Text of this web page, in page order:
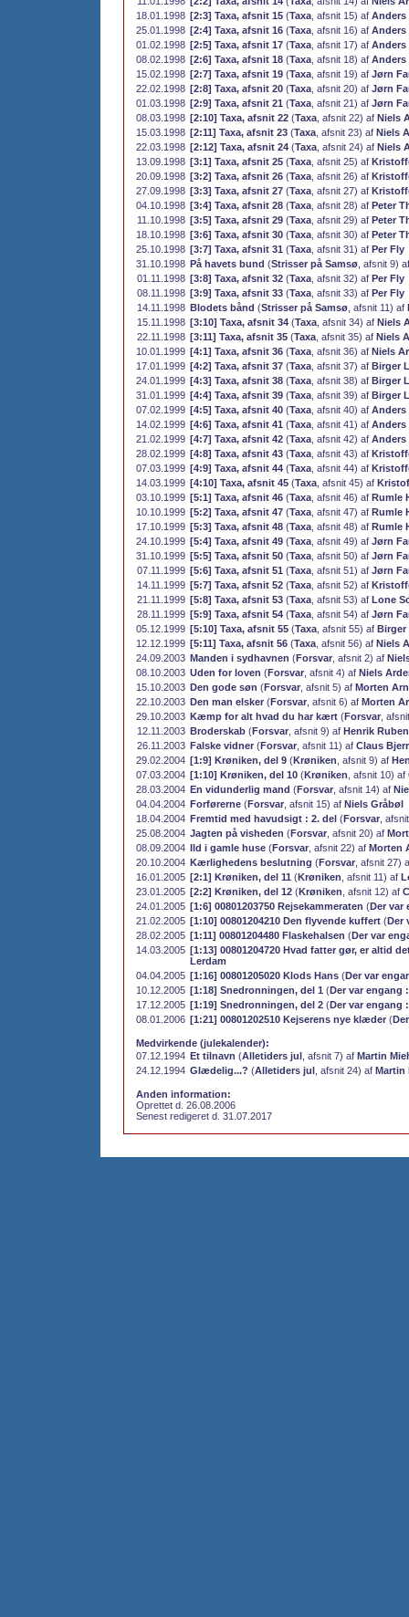
18.01.1998 [2:3] Taxa, afsnit 15 (Taxa , afsnit 15) af Anders
25.01.1998 [2:4] Taxa, afsnit 16 (Taxa , afsnit 16) af Anders
01.02.1998 [2:5] Taxa, afsnit 17 (Taxa , afsnit 17) af Anders
08.02.1998 [2:6] Taxa, afsnit 18 (Taxa , afsnit 18) af Anders
15.02.1998 [2:7] Taxa, afsnit 19 (Taxa , afsnit 19) af Jørn
22.02.1998 [2:8] Taxa, afsnit 20 (Taxa , afsnit 20) af Jørn
01.03.1998 [2:9] Taxa, afsnit 21 (Taxa , afsnit 21) af Jørn
08.03.1998 [2:10] Taxa, afsnit 22 (Taxa , afsnit 22) af Niels
15.03.1998 [2:11] Taxa, afsnit 23 (Taxa , afsnit 23) af Niels
22.03.1998 [2:12] Taxa, afsnit 24 (Taxa , afsnit 24) af Niels
13.09.1998 [3:1] Taxa, afsnit 25 (Taxa , afsnit 25) af
20.09.1998 [3:2] Taxa, afsnit 26 (Taxa , afsnit 26) af
27.09.1998 [3:3] Taxa, afsnit 27 (Taxa , afsnit 27) af
04.10.1998 [3:4] Taxa, afsnit 28 (Taxa , afsnit 28) af Peter
11.10.1998 [3:5] Taxa, afsnit 29 (Taxa , afsnit 29) af Peter
18.10.1998 [3:6] Taxa, afsnit 30 (Taxa , afsnit 30) af Peter
25.10.1998 [3:7] Taxa, afsnit 31 (Taxa , afsnit 31) af Per Fly
31.10.1998 På havets bund (Strisser på Samsø , afsnit 9)
01.11.1998 [3:8] Taxa, afsnit 32 (Taxa , afsnit 32) af Per Fly
08.11.1998 [3:9] Taxa, afsnit 33 (Taxa , afsnit 33) af Per Fly
14.11.1998 Blodets bånd (Strisser på Samsø , afsnit 11) af
15.11.1998 [3:10] Taxa, afsnit 34 (Taxa , afsnit 34) af Niels
22.11.1998 [3:11] Taxa, afsnit 35 (Taxa , afsnit 35) af Niels
10.01.1999 [4:1] Taxa, afsnit 36 (Taxa , afsnit 36) af Niels
17.01.1999 [4:2] Taxa, afsnit 37 (Taxa , afsnit 37) af Birger
24.01.1999 [4:3] Taxa, afsnit 38 (Taxa , afsnit 38) af Birger
31.01.1999 [4:4] Taxa, afsnit 39 (Taxa , afsnit 39) af Birger
07.02.1999 [4:5] Taxa, afsnit 40 (Taxa , afsnit 40) af Anders
14.02.1999 [4:6] Taxa, afsnit 41 (Taxa , afsnit 41) af Anders
21.02.1999 [4:7] Taxa, afsnit 42 (Taxa , afsnit 42) af Anders
28.02.1999 [4:8] Taxa, afsnit 43 (Taxa , afsnit 43) af
07.03.1999 [4:9] Taxa, afsnit 44 (Taxa , afsnit 44) af
14.03.1999 [4:10] Taxa, afsnit 45 (Taxa , afsnit 45) af
03.10.1999 [5:1] Taxa, afsnit 46 (Taxa , afsnit 46) af Rumle
10.10.1999 [5:2] Taxa, afsnit 47 (Taxa , afsnit 47) af Rumle
17.10.1999 [5:3] Taxa, afsnit 48 (Taxa , afsnit 48) af Rumle
24.10.1999 [5:4] Taxa, afsnit 49 (Taxa , afsnit 49) af Jørn
31.10.1999 [5:5] Taxa, afsnit 50 (Taxa , afsnit 50) af Jørn
07.11.1999 [5:6] Taxa, afsnit 51 (Taxa , afsnit 51) af Jørn
14.11.1999 [5:7] Taxa, afsnit 52 (Taxa , afsnit 52) af
21.11.1999 [5:8] Taxa, afsnit 53 (Taxa , afsnit 53) af Lone
28.11.1999 [5:9] Taxa, afsnit 54 (Taxa , afsnit 54) af Jørn
05.12.1999 [5:10] Taxa, afsnit 55 (Taxa , afsnit 55) af Birger
12.12.1999 [5:11] Taxa, afsnit 56 (Taxa , afsnit 56) af Niels
24.09.2003 Manden i sydhavnen (Forsvar , afsnit 2) af
08.10.2003 Uden for loven (Forsvar , afsnit 4) af Niels
15.10.2003 Den gode søn (Forsvar , afsnit 5) af Morten
22.10.2003 Den man elsker (Forsvar , afsnit 6) af Morten
29.10.2003 Kæmp for alt hvad du har kært (Forsvar ,
12.11.2003 Broderskab (Forsvar , afsnit 9) af Henrik
26.11.2003 Falske vidner (Forsvar , afsnit 11) af Claus
29.02.2004 [1:9] Krøniken, del 9 (Krøniken , afsnit 9) af
07.03.2004 [1:10] Krøniken, del 10 (Krøniken , afsnit 10) af
28.03.2004 En vidunderlig mand (Forsvar , afsnit 14) af
04.04.2004 Forførerne (Forsvar , afsnit 15) af Niels Gråbøl
18.04.2004 Fremtid med havudsigt : 2. del (Forsvar ,
25.08.2004 Jagten på visheden (Forsvar , afsnit 20) af
08.09.2004 Ild i gamle huse (Forsvar , afsnit 22) af Morten
20.10.2004 Kærlighedens beslutning (Forsvar , afsnit 27)
16.01.2005 [2:1] Krøniken, del 11 (Krøniken , afsnit 11) af
23.01.2005 [2:2] Krøniken, del 12 (Krøniken , afsnit 12) af
24.01.2005 [1:6] 00801203750 Rejsekammeraten (Der var
21.02.2005 [1:10] 00801204210 Den flyvende kuffert (Der
28.02.2005 [1:11] 00801204480 Flaskehalsen (Der var
14.03.2005 [1:13] 00801204720 Hvad fatter gør, er altid
Lerdam
04.04.2005 [1:16] 00801205020 Klods Hans (Der var
10.12.2005 [1:18] Snedronningen, del 1 (Der var engang
17.12.2005 [1:19] Snedronningen, del 2 (Der var engang
08.01.2006 [1:21] 00801202510 Kejserens nye klæder (
Medvirkende (julekalender):
07.12.1994 Et tilnavn (Alletiders jul , afsnit 7) af Martin
24.12.1994 Glædelig...? (Alletiders jul , afsnit 24) af Martin
Anden information:
Oprettet d. 26.08.2006
Senest redigeret d. 31.07.2017